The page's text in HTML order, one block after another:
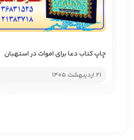
چاپ کتاب دعا برای اموات در استهبان
21 اردیبهشت 1405